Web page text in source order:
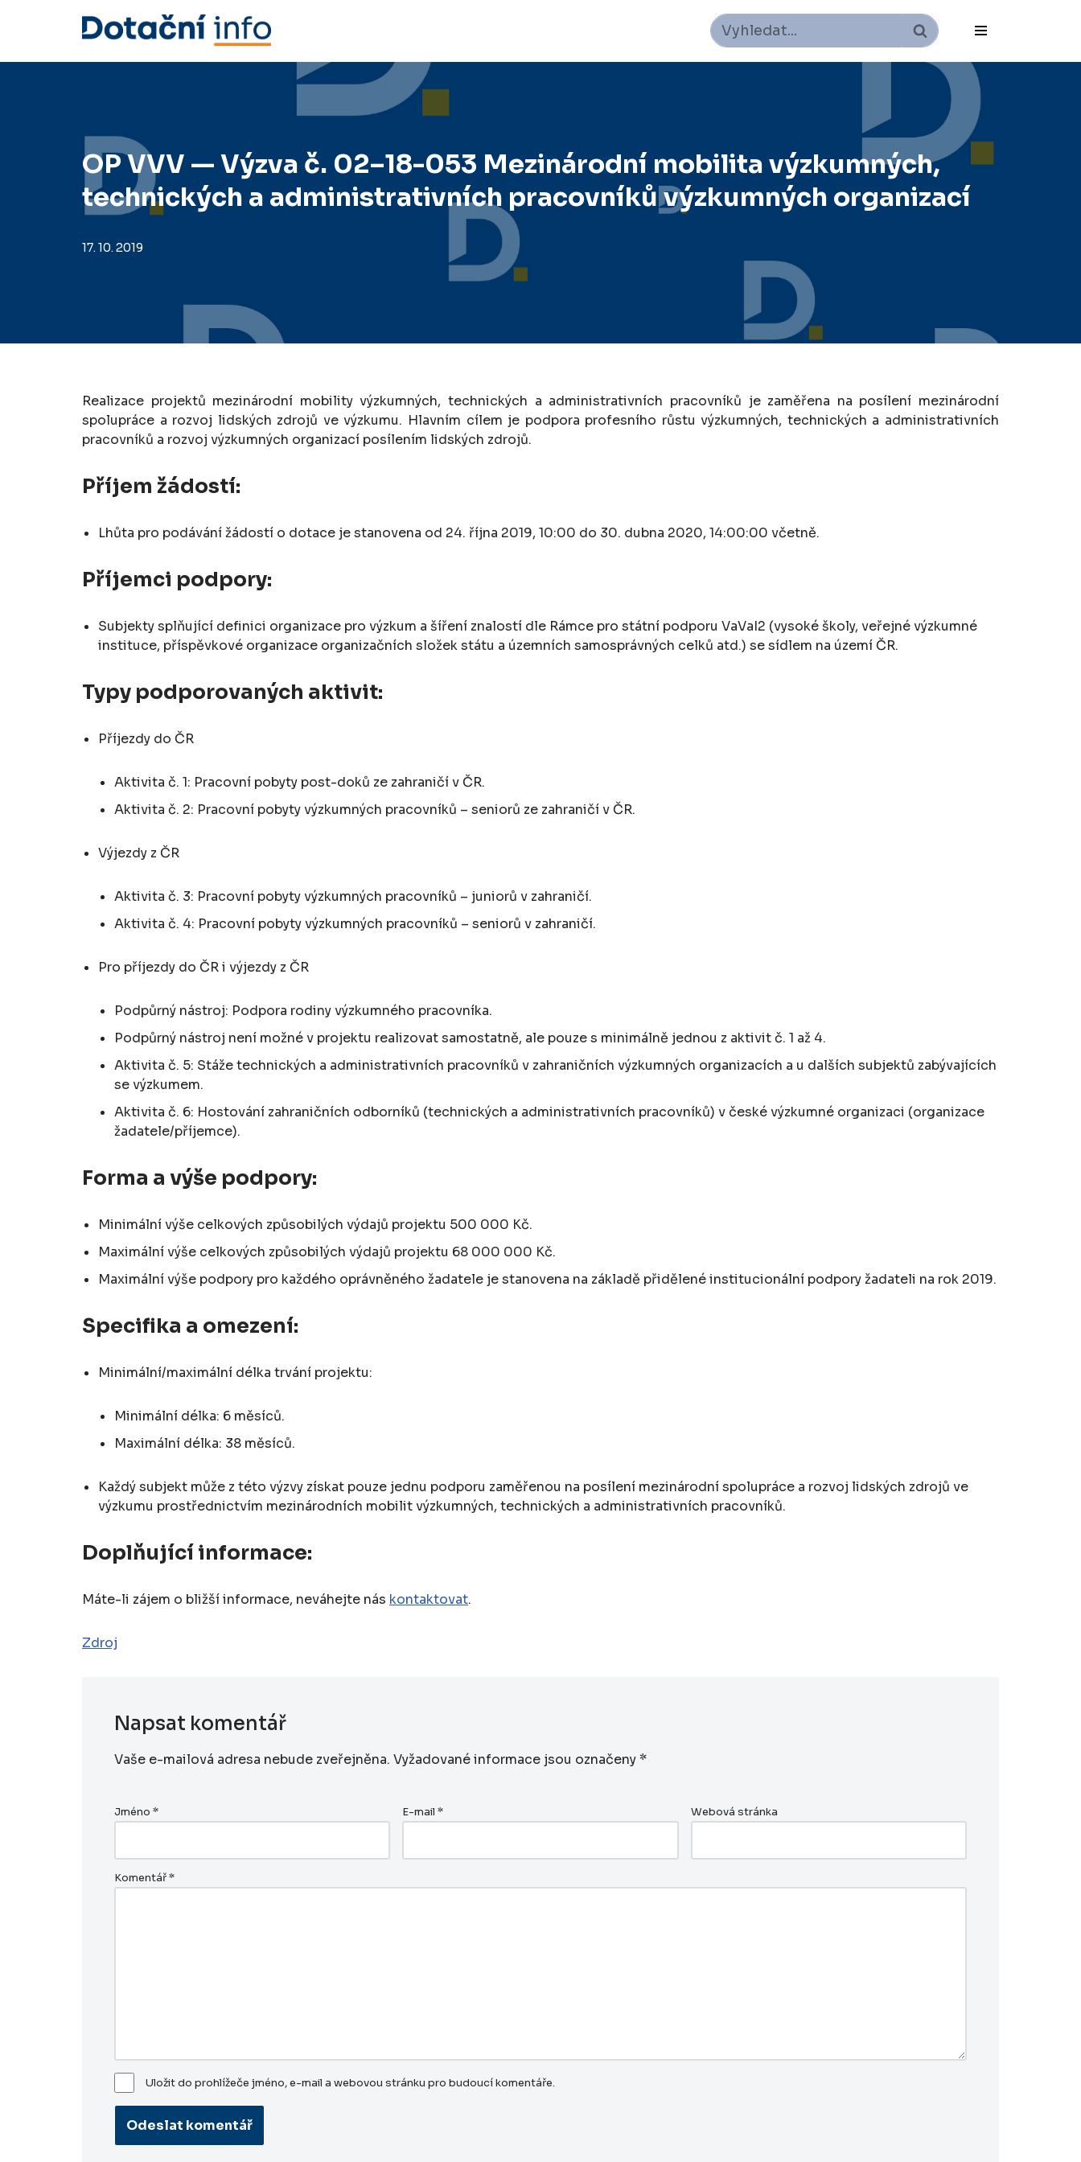
na
OP VVV — Výzva č. 02–18-053 Mezinárodní mobilita výzkumných,
technických a administrativních pracovníků výzkumných organizací
17. 10. 2019
Realizace projektů mezinárodní mobility výzkumných, technických a administrativních pracovníků je zaměřena na posílení mezinárodní
spolupráce a rozvoj lidských zdrojů ve výzkumu. Hlavním cílem je podpora profesního růstu výzkumných, technických a administrativních
pracovníků a rozvoj výzkumných organizací posílením lidských zdrojů.
Příjem žádostí:
Lhůta pro podávání žádostí o dotace je stanovena od 24. října 2019, 10:00 do 30. dubna 2020, 14:00:00 včetně.
Příjemci podpory:
Subjekty splňující definici organizace pro výzkum a šíření znalostí dle Rámce pro státní podporu VaVaI2 (vysoké školy, veřejné výzkumné
instituce, příspěvkové organizace organizačních složek státu a územních samosprávných celků atd.) se sídlem na území ČR.
Typy podporovaných aktivit:
Příjezdy do ČR
Aktivita č. 1: Pracovní pobyty post-doků ze zahraničí v ČR.
Aktivita č. 2: Pracovní pobyty výzkumných pracovníků – seniorů ze zahraničí v ČR.
Výjezdy z ČR
Aktivita č. 3: Pracovní pobyty výzkumných pracovníků – juniorů v zahraničí.
Aktivita č. 4: Pracovní pobyty výzkumných pracovníků – seniorů v zahraničí.
Pro příjezdy do ČR i výjezdy z ČR
Podpůrný nástroj: Podpora rodiny výzkumného pracovníka.
Podpůrný nástroj není možné v projektu realizovat samostatně, ale pouze s minimálně jednou z aktivit č. 1 až 4.
Aktivita č. 5: Stáže technických a administrativních pracovníků v zahraničních výzkumných organizacích a u dalších subjektů zabývajících
se výzkumem.
Aktivita č. 6: Hostování zahraničních odborníků (technických a administrativních pracovníků) v české výzkumné organizaci (organizace
žadatele/příjemce).
Forma a výše podpory:
Minimální výše celkových způsobilých výdajů projektu 500 000 Kč.
Maximální výše celkových způsobilých výdajů projektu 68 000 000 Kč.
Maximální výše podpory pro každého oprávněného žadatele je stanovena na základě přidělené institucionální podpory žadateli na rok 2019.
Specifika a omezení:
Minimální/maximální délka trvání projektu:
Minimální délka: 6 měsíců.
Maximální délka: 38 měsíců.
Každý subjekt může z této výzvy získat pouze jednu podporu zaměřenou na posílení mezinárodní spolupráce a rozvoj lidských zdrojů ve
výzkumu prostřednictvím mezinárodních mobilit výzkumných, technických a administrativních pracovníků.
Doplňující informace:
Máte-li zájem o bližší informace, neváhejte nás kontaktovat.
Zdroj
Napsat komentář
Vaše e-mailová adresa nebude zveřejněna. Vyžadované informace jsou označeny*
Jméno * E-mail* Webová stránka
Komentář*
Uložit do prohlížeče jméno, e-mail a webovou stránku pro budoucí komentáře.